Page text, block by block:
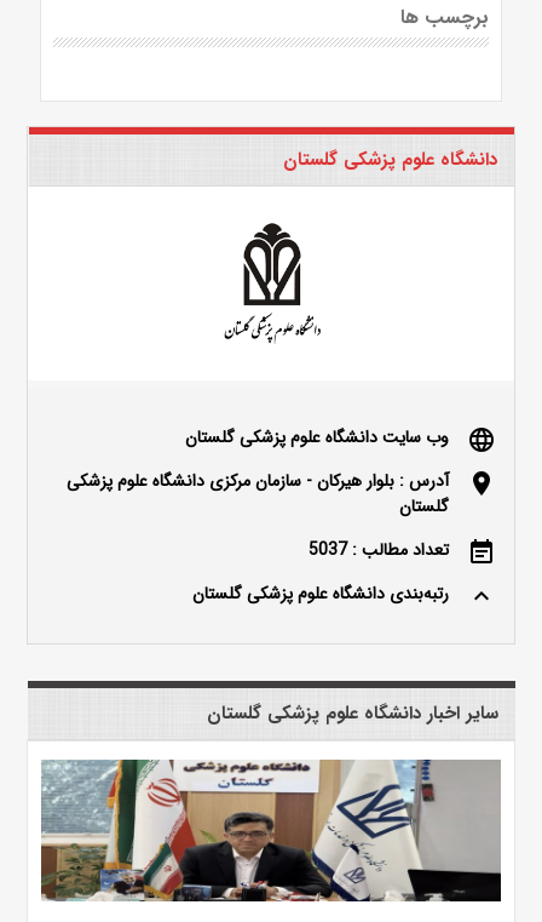
برچسب ها
دانشگاه علوم پزشکی گلستان
language وب سایت دانشگاه علوم پزشکی گلستان
location_on
آدرس : بلوار هیرکان - سازمان مرکزی دانشگاه علوم پزشکی
گلستان
event_note تعداد مطالب : 5037
keyboard_arrow_up رتبه‌بندی دانشگاه علوم پزشکی گلستان
سایر اخبار دانشگاه علوم پزشکی گلستان